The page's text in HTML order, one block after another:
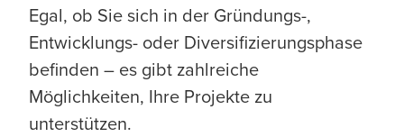
Egal, ob Sie sich in der Gründungs-,
Entwicklungs- oder Diversifizierungsphase
befinden – es gibt zahlreiche
Möglichkeiten, Ihre Projekte zu
unterstützen.